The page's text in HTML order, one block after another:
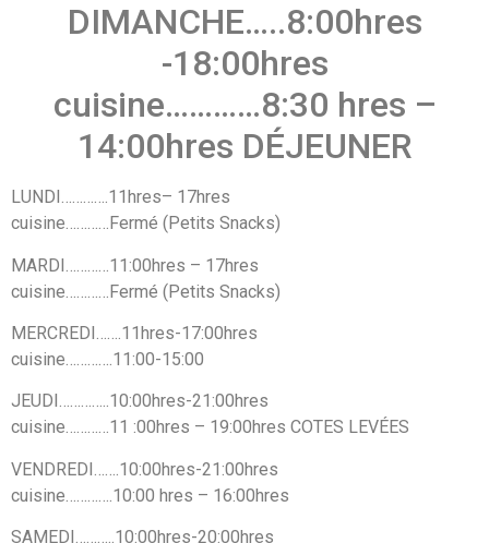
DIMANCHE…..8:00hres
-18:00hres
cuisine…………8:30 hres –
14:00hres DÉJEUNER
LUNDI………….11hres– 17hres
cuisine…………Fermé (Petits Snacks)
MARDI…………11:00hres – 17hres
cuisine…………Fermé (Petits Snacks)
MERCREDI…….11hres-17:00hres
cuisine………….11:00-15:00
JEUDI…………..10:00hres-21:00hres
cuisine…………11 :00hres – 19:00hres COTES LEVÉES
VENDREDI…….10:00hres-21:00hres
cuisine………….10:00 hres – 16:00hres
SAMEDI………..10:00hres-20:00hres